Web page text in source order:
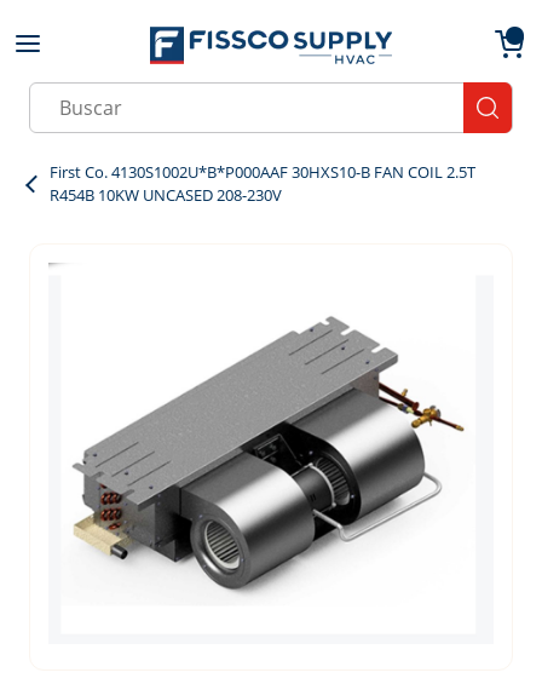
Skip to main content
Site Search
First Co. 4130S1002U*B*P000AAF 30HXS10-B FAN COIL 2.5T
R454B 10KW UNCASED 208-230V